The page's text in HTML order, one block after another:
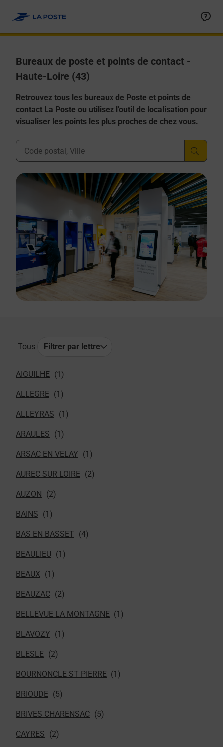
Bureaux de poste et points de contact -
Haute-Loire (43)
Retrouvez tous les bureaux de Poste et points de
contact La Poste ou utilisez l'outil de localisation pour
visualiser les points les plus proches de chez vous.
Ville, Département, Code Postal
Tous Filtrer par lettre
AIGUILHE
ALLEGRE
ALLEYRAS
ARAULES
ARSAC EN VELAY
AUREC SUR LOIRE
AUZON
BAINS
BAS EN BASSET
BEAULIEU
BEAUX
BEAUZAC
BELLEVUE LA MONTAGNE
BLAVOZY
BLESLE
BOURNONCLE ST PIERRE
BRIOUDE
BRIVES CHARENSAC
CAYRES